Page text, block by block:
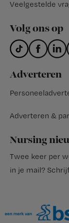
Veelgestelde
Volg ons op
Adverteren
Adverteren &
Nursing
Twee keer per
in je mail?